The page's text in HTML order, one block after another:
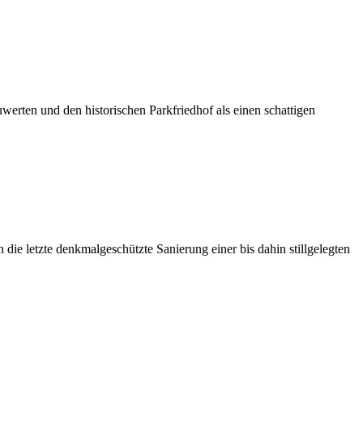
und den historischen Parkfriedhof als einen schattigen
letzte denkmalgeschützte Sanierung einer bis dahin stillgelegten